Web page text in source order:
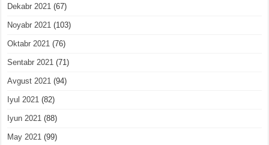
Dekabr 2021 (67)
Noyabr 2021 (103)
Oktabr 2021 (76)
Sentabr 2021 (71)
Avgust 2021 (94)
Iyul 2021 (82)
Iyun 2021 (88)
May 2021 (99)